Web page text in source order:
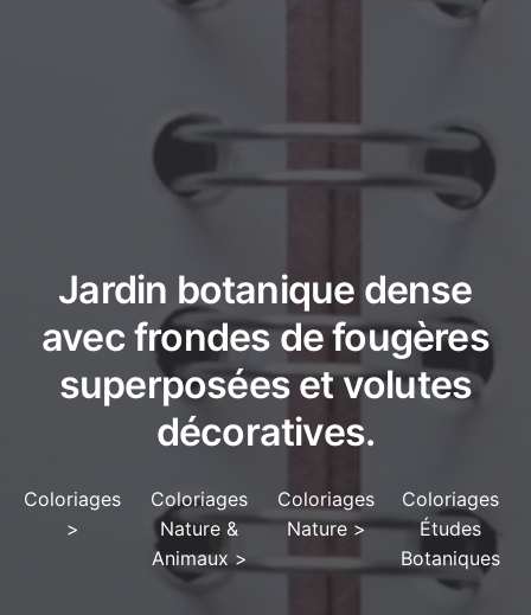
Jardin botanique dense
avec frondes de fougères
superposées et volutes
décoratives.
Coloriages
>
Coloriages
Nature &
Animaux >
Coloriages
Nature >
Coloriages
Études
Botaniques